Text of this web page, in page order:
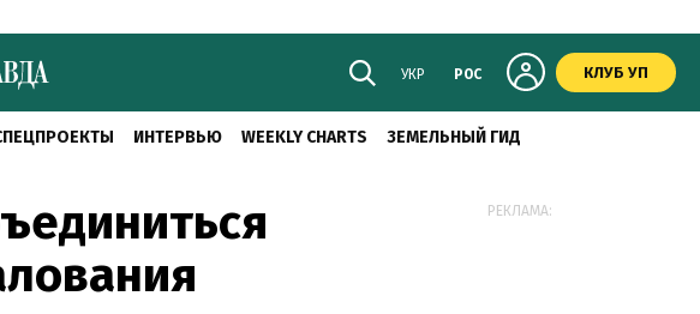
УКР РОС КЛУБ УП
ИНТЕРВЬЮ WEEKLY CHARTS ЗЕМЕЛЬНЫЙ ГИД
РЕКЛАМА: